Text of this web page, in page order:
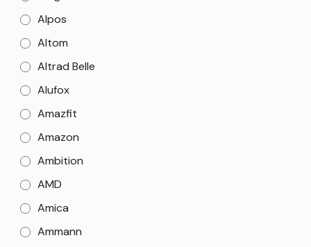
Alpos
Altom
Altrad Belle
Alufox
Amazfit
Amazon
Ambition
AMD
Amica
Ammann